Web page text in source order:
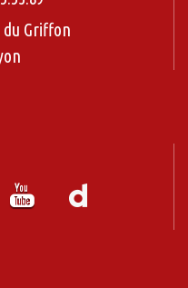
du Griffon